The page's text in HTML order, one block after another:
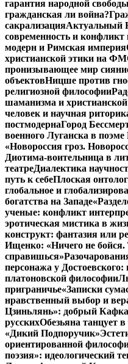
гарантия народной свободы
гражданская ли война?
сакрализацияАктуальный
современность и конфликт
модерн и Римская империя
христианской этики на
пронизывающее мир
объектовНицше против
религиозной философии
шаманизма и
человек и научная
постмодернаГород
военного Луганска в
«Новороссия гроз.
Диотима-воительница в
театреДиалектика
путь к себеПлоская
глобальное и
богатства на Западе
ученые: конфликт
эротическая мистика в
конструкт: фантазия или
Ищенко: «Ничего не
справишься»
персонажа у
платоновской философии
приграничье«Записки
нравственный выбор и
Цзиньлянь»: добрый
русскихОбезьяна танцует
«Дикий Подпоручик»
ориентированной
поэзия»: идеологический